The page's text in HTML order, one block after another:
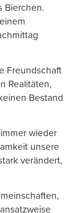
Bierchen.
Freundschaft
Realitäten,
Bestand
wieder
unsere
verändert,